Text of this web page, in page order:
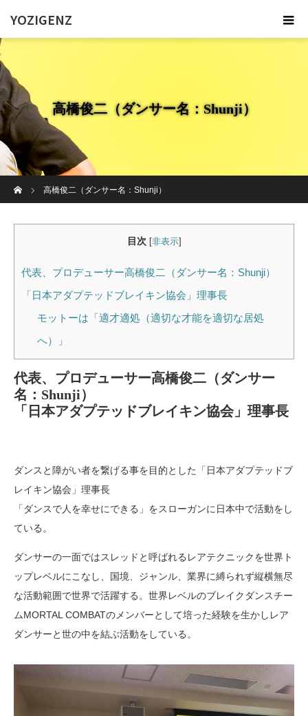
YOZIGENZ
高橋俊二（ダンサー名：Shunji）
高橋俊二（ダンサー名：Shunji）
目次 非表示]
代表、プロデューサー高橋俊二（ダンサー名：Shunji）
「日本アダプテッドブレイキン協会」理事長
モットーは「適才適処（適切な才能を適切な居処
へ）」
代表、プロデューサー高橋俊二（ダンサー
名：Shunji）
「日本アダプテッドブレイキン協会」理事長
ダンスと障がい者を繋げる事を目的とした「日本アダプテッドブ
レイキン協会」理事長
「ダンスで人を幸せにできる」をスローガンに日本中で活動をし
ている。
ダンサーの一面ではスレッドと呼ばれるレアテクニックを世界ト
ップレベルにこなし、国境、ジャンル、業界に縛られず縦横無尽
な活動範囲で世界で活躍する。世界レベルのブレイクダンスチー
ムMORTAL COMBATのメンバーとして培った経験を生かしレア
ダンサーと世の中を結ぶ活動をしている。